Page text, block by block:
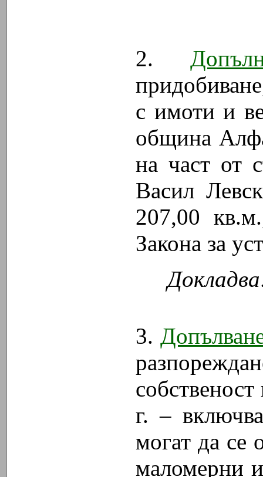
2.
с имоти и
община
на част от
Васил
207,00
Закона за
3.
г. –
могат да се
маломерни